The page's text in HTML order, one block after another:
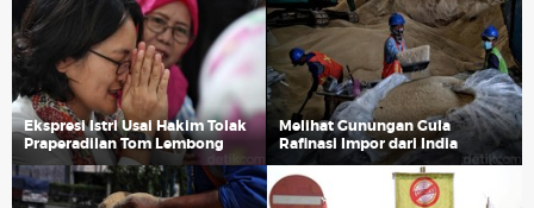
Ekspresi Istri Usai Hakim Tolak
Praperadilan Tom Lembong
Melihat Gunungan Gula
Rafinasi Impor dari India